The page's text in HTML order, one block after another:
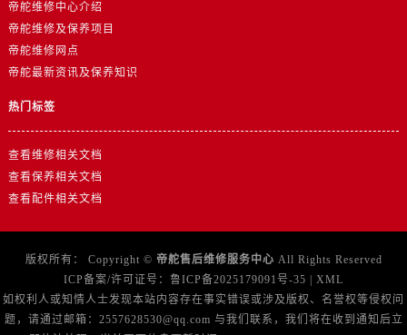
甘肃省平凉市崆峒区西大街帝舵售后服务中心（需提前预约）
甘肃省庆阳市西峰区南大街帝舵售后服务中心（需提前预约）
甘肃省天水市秦州区民主路帝舵售后服务中心（需提前预约）
帝舵维修中心介绍
帝舵维修及保养项目
帝舵维修网点
帝舵最新资讯及保养知识
热门标签
查看维修相关文档
查看保养相关文档
查看配件相关文档
版权所有： Copyright © 帝舵售后维修服务中心 All Rights Reserved
ICP备案/许可证号： 鲁ICP备2025179091号-35
XML
如权利人或知情人士发现本站内容存在事实错误或涉及版权、名誉权等侵权问
题，请通过邮箱：2557628530@qq.com 与我们联系，我们将在收到通知后立